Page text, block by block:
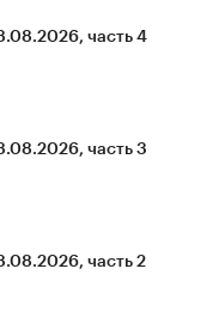
часть 4
часть 3
часть 2